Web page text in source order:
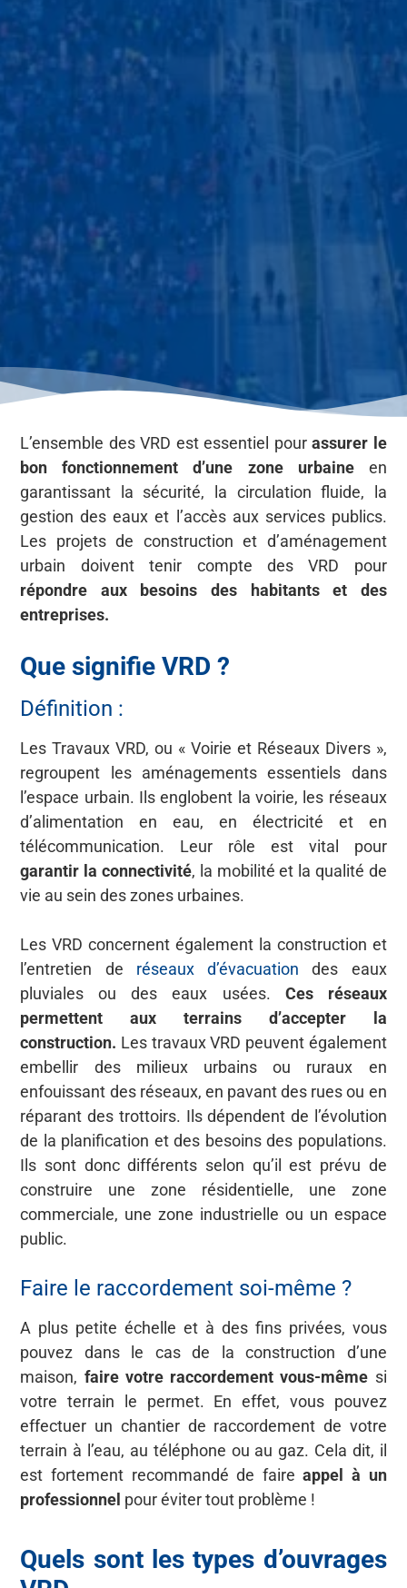
L’ensemble des VRD est essentiel pourassurer le
bon fonctionnement d’une zone urbaineen
garantissant la sécurité, la circulation fluide, la
gestion des eaux et l’accès aux services publics.
Les projets de construction et d’aménagement
urbain doivent tenir compte des VRD pour
répondre aux besoins des habitants et des
entreprises.
Que signifie VRD ?
Définition :
Les Travaux VRD, ou « Voirie et Réseaux Divers »,
regroupent les aménagements essentiels dans
l’espace urbain. Ils englobent la voirie, les réseaux
d’alimentation en eau, en électricité et en
télécommunication. Leur rôle est vital pour
garantir la connectivité, la mobilité et la qualité de
vie au sein des zones urbaines.
Les VRD concernent également la construction et
l’entretien de réseaux d’évacuation des eaux
pluviales ou des eaux usées. Ces réseaux
permettent aux terrains d’accepter la
construction. Les travaux VRD peuvent également
embellir des milieux urbains ou ruraux en
enfouissant des réseaux, en pavant des rues ou en
réparant des trottoirs. Ils dépendent de l’évolution
de la planification et des besoins des populations.
Ils sont donc différents selon qu’il est prévu de
construire une zone résidentielle, une zone
commerciale, une zone industrielle ou un espace
public.
Faire le raccordement soi-même ?
A plus petite échelle et à des fins privées, vous
pouvez dans le cas de la construction d’une
maison, faire votre raccordement vous-même si
votre terrain le permet. En effet, vous pouvez
effectuer un chantier de raccordement de votre
terrain à l’eau, au téléphone ou au gaz. Cela dit, il
est fortement recommandé de faireappel à un
professionnel pour éviter tout problème !
Quels sont les types d’ouvrages